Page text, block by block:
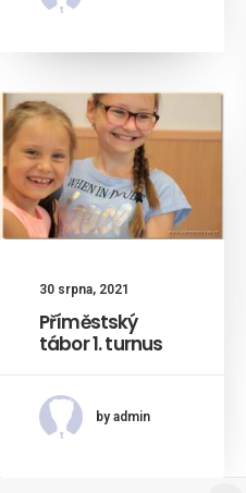
30 srpna, 2021
Příměstský
tábor 1. turnus
by admin